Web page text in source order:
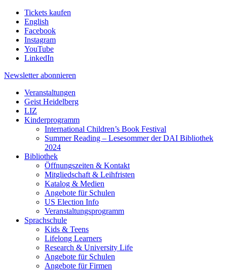
Tickets kaufen
English
Facebook
Instagram
YouTube
LinkedIn
Newsletter abonnieren
Veranstaltungen
Geist Heidelberg
LIZ
Kinderprogramm
International Children’s Book Festival
Summer Reading – Lesesommer der DAI Bibliothek
2024
Bibliothek
Öffnungszeiten & Kontakt
Mitgliedschaft & Leihfristen
Katalog & Medien
Angebote für Schulen
US Election Info
Veranstaltungsprogramm
Sprachschule
Kids & Teens
Lifelong Learners
Research & University Life
Angebote für Schulen
Angebote für Firmen